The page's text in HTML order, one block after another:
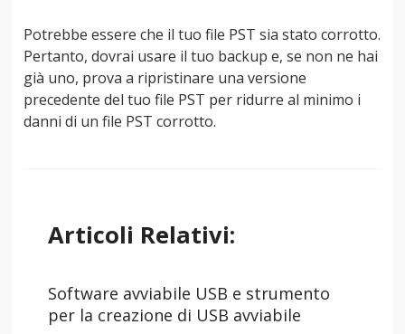
Potrebbe essere che il tuo file PST sia stato corrotto.
Pertanto, dovrai usare il tuo backup e, se non ne hai
già uno, prova a ripristinare una versione
precedente del tuo file PST per ridurre al minimo i
danni di un file PST corrotto.
Articoli Relativi:
Software avviabile USB e strumento
per la creazione di USB avviabile